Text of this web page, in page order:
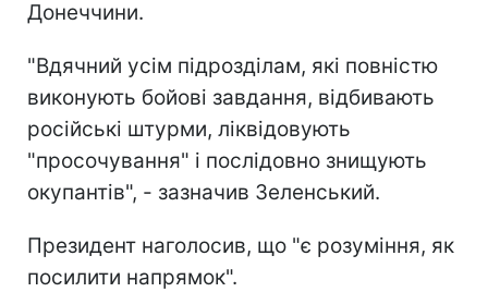
Донеччини.
"Вдячний усім підрозділам, які повністю
виконують бойові завдання, відбивають
російські штурми, ліквідовують
"просочування" і послідовно знищують
окупантів", - зазначив Зеленський.
Президент наголосив, що "є розуміння, як
посилити напрямок".